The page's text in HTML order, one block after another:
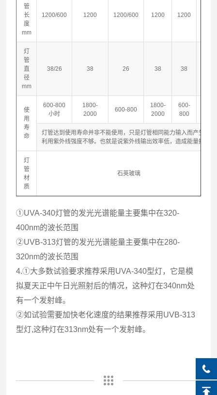
管
长
度
mm
1200/600 1200 1200/600 1200 1200
灯
管
直
径
mm
38/26 38 26 38 38
使
用
寿
命
600-800
小时
1800-
2000
600-800
1800-
2000
600-
800
灯管达到使用寿命并非不能使用，只是灯管相同能力输入而产生的可
利用紫外线强度不够。也就是说紫外线输出效率低，造成能量损失。
灯
管
材
质
石英玻璃
①UVA-340灯管的发光光谱能量主要集中在320-
400nm的波长范围
②UVB-313灯管的发光光谱能量主要集中在280-
320nm的波长范围
4.①大多数试验要求推荐采用UVA-340型灯，它是模
拟夏天正中午日光照射后的情况，这种灯在340nm处
有一个发射峰。
②如试验需要加快老化速度的结果推荐采用UVB-313
型灯,这种灯在313nm处有一个发射峰。